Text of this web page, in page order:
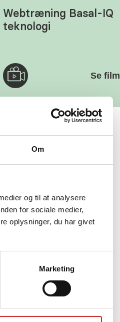
Om
og til at analysere
for sociale medier,
oplysninger, du har givet
Marketing
Webtræning Basal-IQ
teknologi
Se film